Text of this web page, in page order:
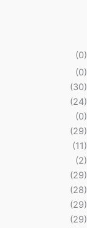
(0)
(0)
(30)
(24)
(0)
(29)
(11)
(2)
(29)
(28)
(29)
(29)